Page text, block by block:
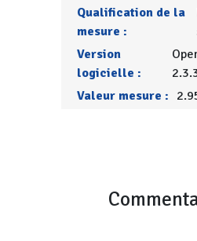
Qualification de la
mesure :
Version
logicielle :
Valeur mesure :